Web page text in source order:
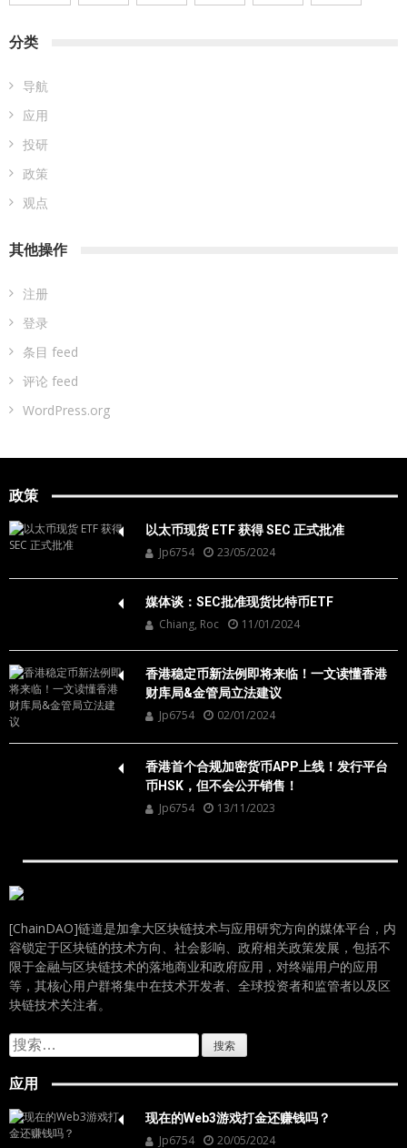
分类
导航
应用
投研
政策
观点
其他操作
注册
登录
条目 feed
评论 feed
WordPress.org
政策
以太币现货 ETF 获得 SEC 正式批准
Jp6754 23/05/2024
媒体谈：SEC批准现货比特币ETF
Chiang, Roc 11/01/2024
香港稳定币新法例即将来临！一文读懂香港
财库局&金管局立法建议
Jp6754 02/01/2024
香港首个合规加密货币APP上线！发行平台
币HSK，但不会公开销售！
Jp6754 13/11/2023
[ChainDAO]链道是加拿大区块链技术与应用研究方向的媒体平台，内
容锁定于区块链的技术方向、社会影响、政府相关政策发展，包括不
限于金融与区块链技术的落地商业和政府应用，对终端用户的应用
等，其核心用户群将集中在技术开发者、全球投资者和监管者以及区
块链技术关注者。
搜
索：
应用
现在的Web3游戏打金还赚钱吗？
Jp6754 20/05/2024